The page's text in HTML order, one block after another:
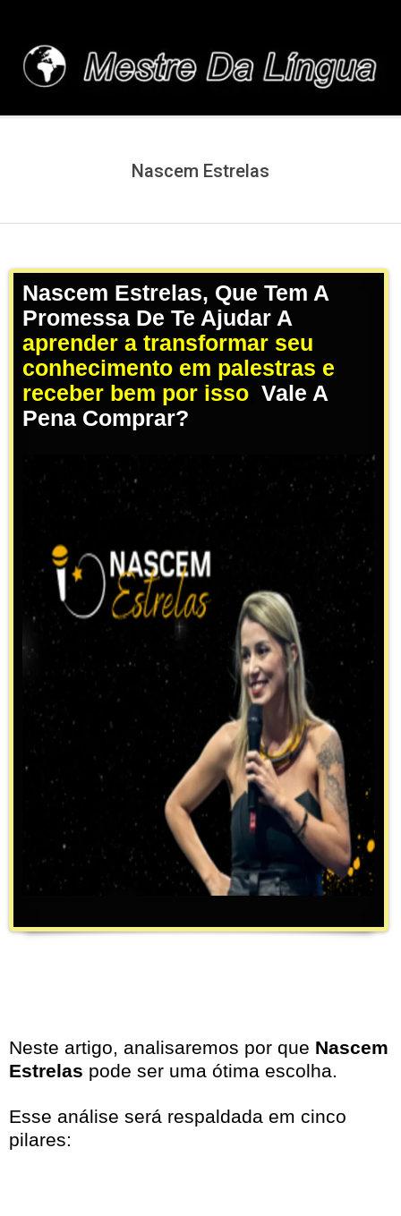
content
Nascem Estrelas
Nascem Estrelas, Que Tem A
Promessa De Te Ajudar A
aprender a transformar seu
conhecimento em palestras e
receber bem por isso Vale A
Pena Comprar?
Neste artigo, analisaremos por que Nascem
Estrelas pode ser uma ótima escolha.
Esse análise será respaldada em cinco
pilares: